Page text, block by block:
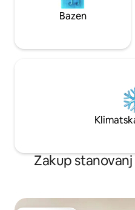
Bazen
Zakup